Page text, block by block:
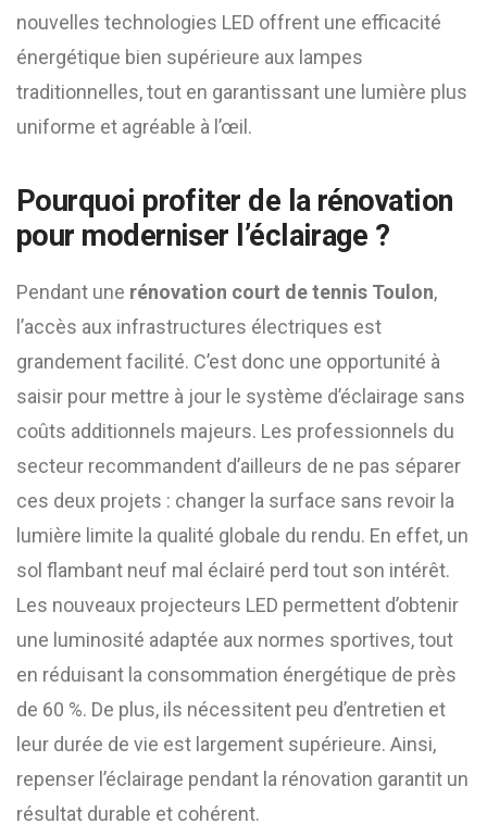
nouvelles technologies LED offrent une efficacité
énergétique bien supérieure aux lampes
traditionnelles, tout en garantissant une lumière plus
uniforme et agréable à l’œil.
Pourquoi profiter de la rénovation
pour moderniser l’éclairage ?
Pendant une rénovation court de tennis Toulon,
l’accès aux infrastructures électriques est
grandement facilité. C’est donc une opportunité à
saisir pour mettre à jour le système d’éclairage sans
coûts additionnels majeurs. Les professionnels du
secteur recommandent d’ailleurs de ne pas séparer
ces deux projets : changer la surface sans revoir la
lumière limite la qualité globale du rendu. En effet, un
sol flambant neuf mal éclairé perd tout son intérêt.
Les nouveaux projecteurs LED permettent d’obtenir
une luminosité adaptée aux normes sportives, tout
en réduisant la consommation énergétique de près
de 60 %. De plus, ils nécessitent peu d’entretien et
leur durée de vie est largement supérieure. Ainsi,
repenser l’éclairage pendant la rénovation garantit un
résultat durable et cohérent.